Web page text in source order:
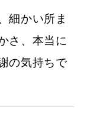
細かい所ま
さ、本当に
の気持ちで